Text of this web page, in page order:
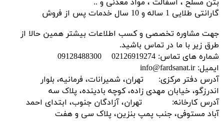
بتن مسلح ، آسفالت ، مواد معدنی و ..
گارانتی طلایی 1 ساله و 10 سال خدمات پس از فروش
جهت مشاوره تخصصی و کسب اطلاعات بیشتر همین حالا از
طرق زیر با ما در تماس باشید.
شماره های تماس: 02126919274 09128488300
ایمیل: info@fardsanat.ir
آدرس دفتر مرکزی: تهران، شمیرانات، فرمانیه، بلوار
اندرزگو، خیابان مهدی زاده، کوچه بادینده، پلاک سه
آدرس کارخانه: تهران، آزادگان جنوب، ابتدای احمد
آباد مستوفی، جنب پمپ بنزین، پلاک سی و هفت